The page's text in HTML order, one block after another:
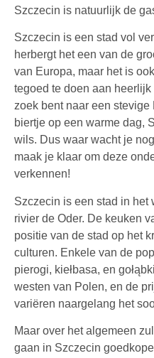
Szczecin is natuurlijk de
Szczecin is een stad vol
herbergt het een van de
van Europa, maar het is
tegoed te doen aan
zoek bent naar een
biertje op een warme dag,
wils. Dus waar wacht je
maak je klaar om deze
verkennen!
Szczecin is een stad in het
rivier de Oder. De keuken
positie van de stad op het
culturen. Enkele van de
pierogi, kiełbasa, en
westen van Polen, en de
variëren naargelang het
Maar over het algemeen
gaan in Szczecin